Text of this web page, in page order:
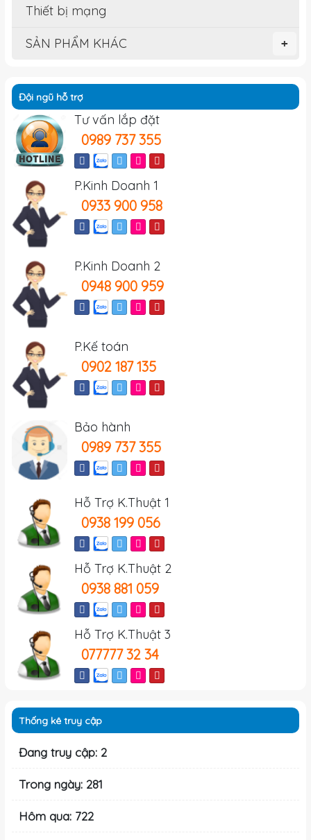
Thiết bị mạng
+
SẢN PHẨM KHÁC
Đội ngũ hỗ trợ
Tư vấn lắp đặt
0989 737 355
P.Kinh Doanh 1
0933 900 958
P.Kinh Doanh 2
0948 900 959
P.Kế toán
0902 187 135
Bảo hành
0989 737 355
Hỗ Trợ K.Thuật 1
0938 199 056
Hỗ Trợ K.Thuật 2
0938 881 059
Hỗ Trợ K.Thuật 3
077777 32 34
Thống kê truy cập
Đang truy cập: 2
Trong ngày: 281
Hôm qua: 722